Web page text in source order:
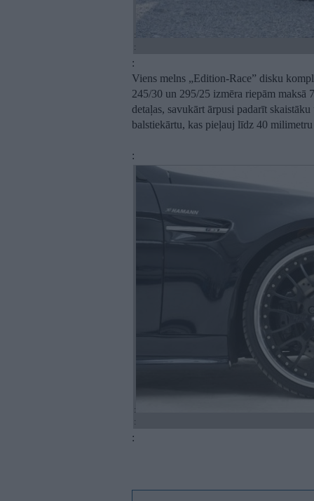
:
:
:
Viens melns „Edition-Race” disku
245/30 un 295/25 izmēra riepām maksā
detaļas, savukārt ārpusi padarīt
balstiekārtu, kas pieļauj līdz 40
:
:
:
: